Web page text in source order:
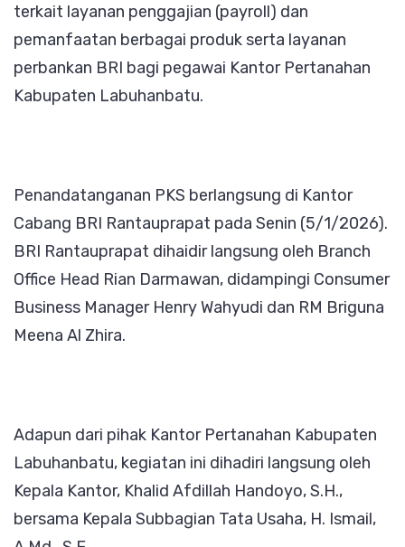
terkait layanan penggajian (payroll) dan
pemanfaatan berbagai produk serta layanan
perbankan BRI bagi pegawai Kantor Pertanahan
Kabupaten Labuhanbatu.
Penandatanganan PKS berlangsung di Kantor
Cabang BRI Rantauprapat pada Senin (5/1/2026).
BRI Rantauprapat dihaidir langsung oleh Branch
Office Head Rian Darmawan, didampingi Consumer
Business Manager Henry Wahyudi dan RM Briguna
Meena Al Zhira.
Adapun dari pihak Kantor Pertanahan Kabupaten
Labuhanbatu, kegiatan ini dihadiri langsung oleh
Kepala Kantor, Khalid Afdillah Handoyo, S.H.,
bersama Kepala Subbagian Tata Usaha, H. Ismail,